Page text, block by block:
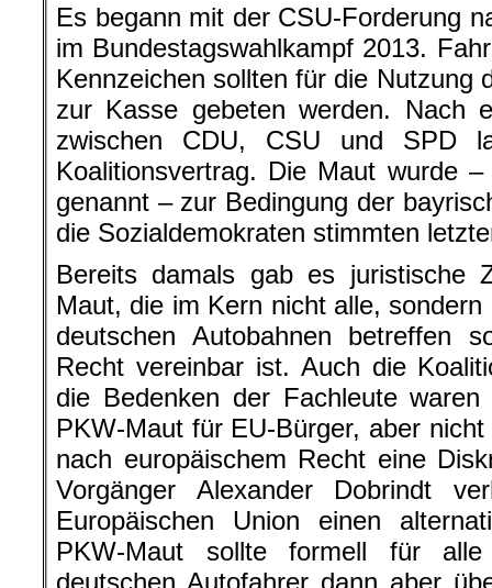
Es begann mit der CSU-Forderung
im Bundestagswahlkampf 2013.
Kennzeichen sollten für die Nutzung
zur Kasse gebeten werden. Nach
zwischen CDU, CSU und SPD
Koalitionsvertrag. Die Maut wurde –
genannt – zur Bedingung der
die Sozialdemokraten stimmten
Bereits damals gab es juristische
Maut, die im Kern nicht alle,
deutschen Autobahnen betreffen
Recht vereinbar ist. Auch die
die Bedenken der Fachleute
PKW-Maut für EU-Bürger, aber
nach europäischem Recht eine
Vorgänger Alexander Dobrindt
Europäischen Union einen
PKW-Maut sollte formell für
deutschen Autofahrer dann aber